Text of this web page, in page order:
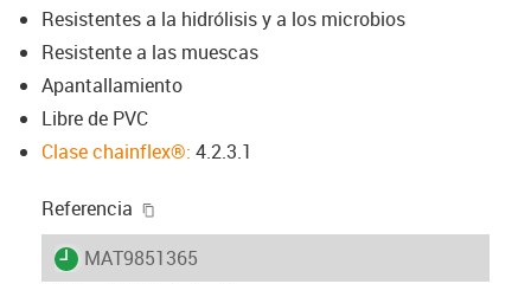
Resistentes a la hidrólisis y a los microbios
Resistente a las muescas
Apantallamiento
Libre de PVC
Clase chainflex®: 4.2.3.1
Referencia
igus-icon-lieferzeit
MAT9851365